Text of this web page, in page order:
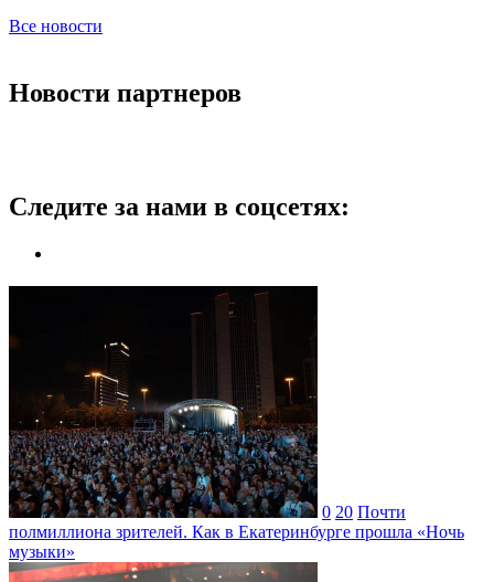
Все новости
Новости партнеров
Следите за нами в соцсетях:
0 20 Почти
полмиллиона зрителей. Как в Екатеринбурге прошла «Ночь
музыки»